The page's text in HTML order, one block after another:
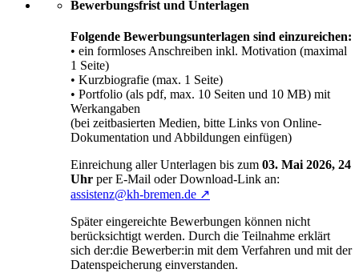
Bewerbungsfrist und Unterlagen
Folgende Bewerbungsunterlagen sind einzureichen:
• ein formloses Anschreiben inkl. Motivation (maximal
1 Seite)
• Kurzbiografie (max. 1 Seite)
• Portfolio (als pdf, max. 10 Seiten und 10 MB) mit
Werkangaben
(bei zeitbasierten Medien, bitte Links von Online-
Dokumentation und Abbildungen einfügen)
Einreichung aller Unterlagen bis zum 03. Mai 2026, 24
Uhr per E-Mail oder Download-Link an:
assistenz@kh-bremen.de ↗
Später eingereichte Bewerbungen können nicht
berücksichtigt werden. Durch die Teilnahme erklärt
sich der:die Bewerber:in mit dem Verfahren und mit der
Datenspeicherung einverstanden.